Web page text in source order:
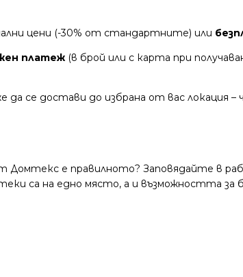
цени (-30% от стандартните) или
платеж (в брой или с карта при
да се достави до избрана от вас локация
е правилното? Заповядайте в
са на едно място, а и възможността